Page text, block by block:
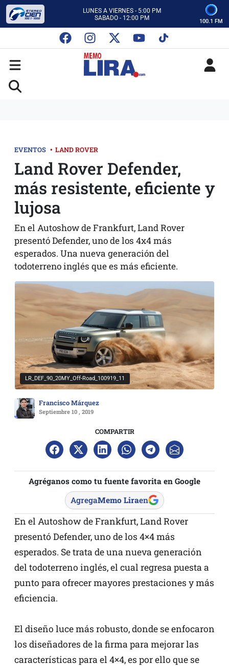
LUNES A VIERNES - 5:00 PM
SABADO - 12:00 PM
CON MEMO LIRA Y SU EQUIPO
LUNES A VIERNES - 5:00 PM
SABADO - 12:00 PM
100.1 FM
EVENTOS • LAND ROVER
Land Rover Defender,
más resistente, eficiente y
lujosa
En el Autoshow de Frankfurt, Land Rover
presentó Defender, uno de los 4x4 más
esperados. Una nueva generación del
todoterreno inglés que es más eficiente.
LR_DEF_90_20MY_Off-Road_100919_11
Francisco Márquez
Septiembre 10 , 2019
COMPARTIR
Agréganos como tu fuente favorita en Google
AgregaMemo Liraen
En el Autoshow de Frankfurt, Land Rover
presentó Defender, uno de los 4×4 más
esperados. Se trata de una nueva generación
del todoterreno inglés, el cual regresa puesta a
punto para ofrecer mayores prestaciones y más
eficiencia.
El diseño luce más robusto, donde se enfocaron
los diseñadores de la firma para mejorar las
características para el 4×4, es por ello que se